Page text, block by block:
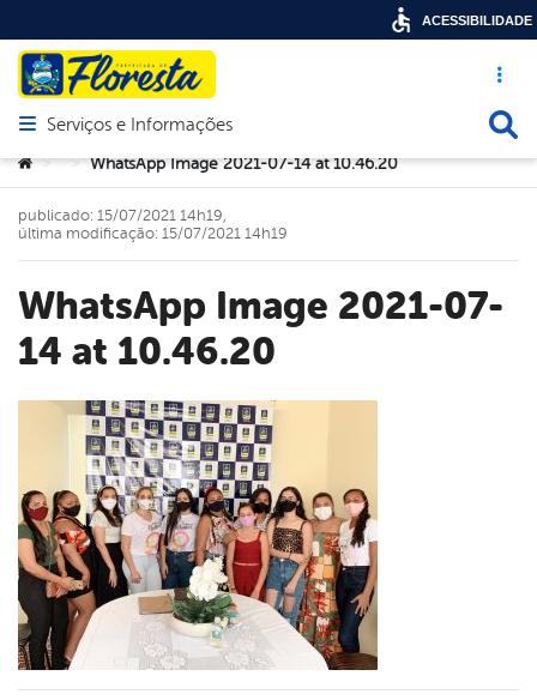
Acesso
Abrir menu principal de navegação
Serviços e Informações
Você está aqui:
> > WhatsApp Image 2021-07-14 at 10.46.20
WhatsApp Image 2021-07-
14 at 10.46.20
publicado: 15/07/2021 14h19,
última modificação: 15/07/2021 14h19
ACESSIBILIDADE